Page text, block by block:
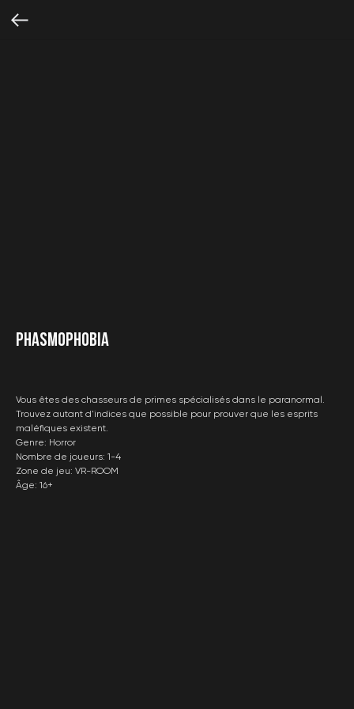
Phasmophobia
Vous êtes des chasseurs de primes spécialisés dans le paranormal.
Trouvez autant d'indices que possible pour prouver que les esprits
maléfiques existent.
Genre: Horror
Nombre de joueurs: 1-4
Zone de jeu: VR-ROOM
Âge: 16+